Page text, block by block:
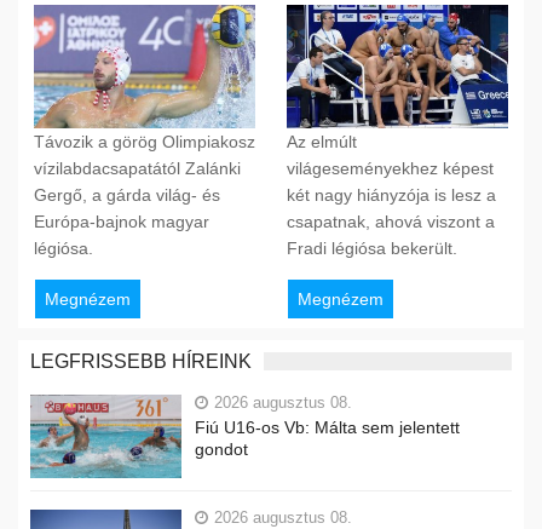
Távozik a görög Olimpiakosz
vízilabdacsapatától Zalánki
Gergő, a gárda világ- és
Európa-bajnok magyar
légiósa.
Megnézem
Az elmúlt
világeseményekhez képest
két nagy hiányzója is lesz a
csapatnak, ahová viszont a
Fradi légiósa bekerült.
Megnézem
LEGFRISSEBB HÍREINK
2026 augusztus 08.
Fiú U16-os Vb: Málta sem jelentett
gondot
2026 augusztus 08.